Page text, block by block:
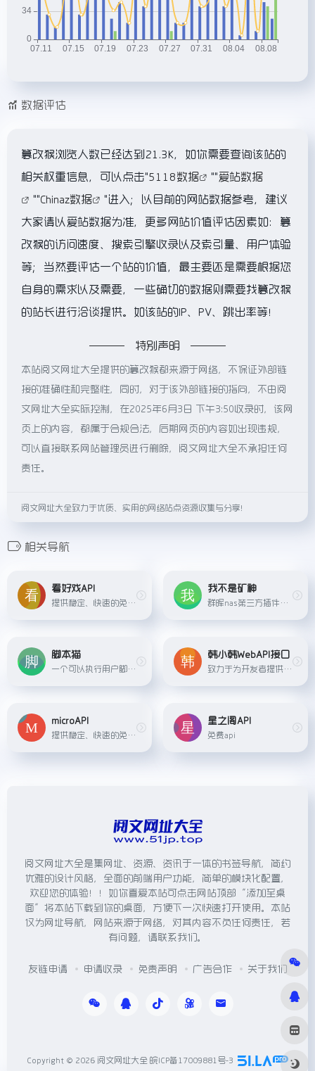
数据评估
篡改猴浏览人数已经达到21.3K，如你需要查询该站的
相关权重信息，可以点击"5118数据 ""爱站数据
""Chinaz数据
"进入；以目前的网站数据参考，建议
大家请以爱站数据为准，更多网站价值评估因素如：篡
改猴的访问速度、搜索引擎收录以及索引量、用户体验
等；当然要评估一个站的价值，最主要还是需要根据您
自身的需求以及需要，一些确切的数据则需要找篡改猴
的站长进行洽谈提供。如该站的IP、PV、跳出率等！
特别声明
本站阅文网址大全提供的篡改猴都来源于网络，不保证外部链
接的准确性和完整性，同时，对于该外部链接的指向，不由阅
文网址大全实际控制，在2025年6月3日 下午3:50收录时，该网
页上的内容，都属于合规合法，后期网页的内容如出现违规，
可以直接联系网站管理员进行删除，阅文网址大全不承担任何
责任。
阅文网址大全致力于优质、实用的网络站点资源收集与分享！
相关导航
看好戏API
提供稳定、快速的免费API数据接口服务
我不是矿神
群晖nas第三方插件平台
脚本猫
一个可以执行用户脚本的浏览器扩展，并已兼容90%+的篡改猴脚本，另外支持更强大的后台脚本和定时脚本!
韩小韩WebAPI接口
致力于为开发者提供便捷、免费、稳定、快速的免费Web API数据接口服务。
microAPI
提供稳定、快速的免费API数据接口服务。
星之阁API
免费api
阅文网址大全是集网址、资源、资讯于一体的书签导航，简约
优雅的设计风格，全面的前端用户功能，简单的模块化配置，
欢迎您的体验！！如你喜爱本站可点击网站顶部“添加至桌
面”将本站下载到你的桌面，方便下一次快速打开使用。本站
仅为网址导航，网站来源于网络，对其内容不负任何责任，若
有问题，请联系我们。
友链申请 申请收录 免责声明 广告合作 关于我们
Copyright © 2026 阅文网址大全 皖ICP备17009881号-3